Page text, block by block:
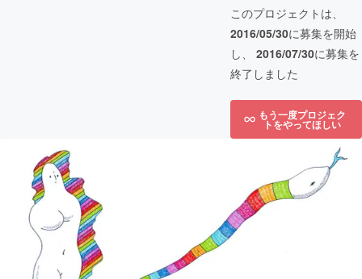
このプロジェクトは、
2016/05/30に募集を開始
し、 2016/07/30に募集を
終了しました
もう一度プロジェク
トをやってほしい